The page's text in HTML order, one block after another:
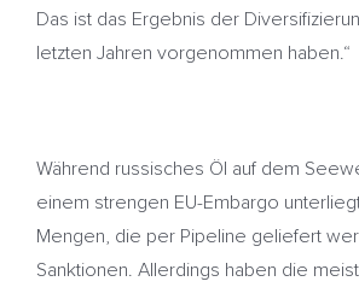
Das ist das Ergebnis der
letzten Jahren vorgenommen haben.“
Während russisches Öl auf dem
einem strengen EU-Embargo
Mengen, die per Pipeline geliefert
Sanktionen. Allerdings haben die